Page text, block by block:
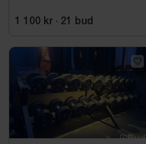
1 100 kr · 21 bud